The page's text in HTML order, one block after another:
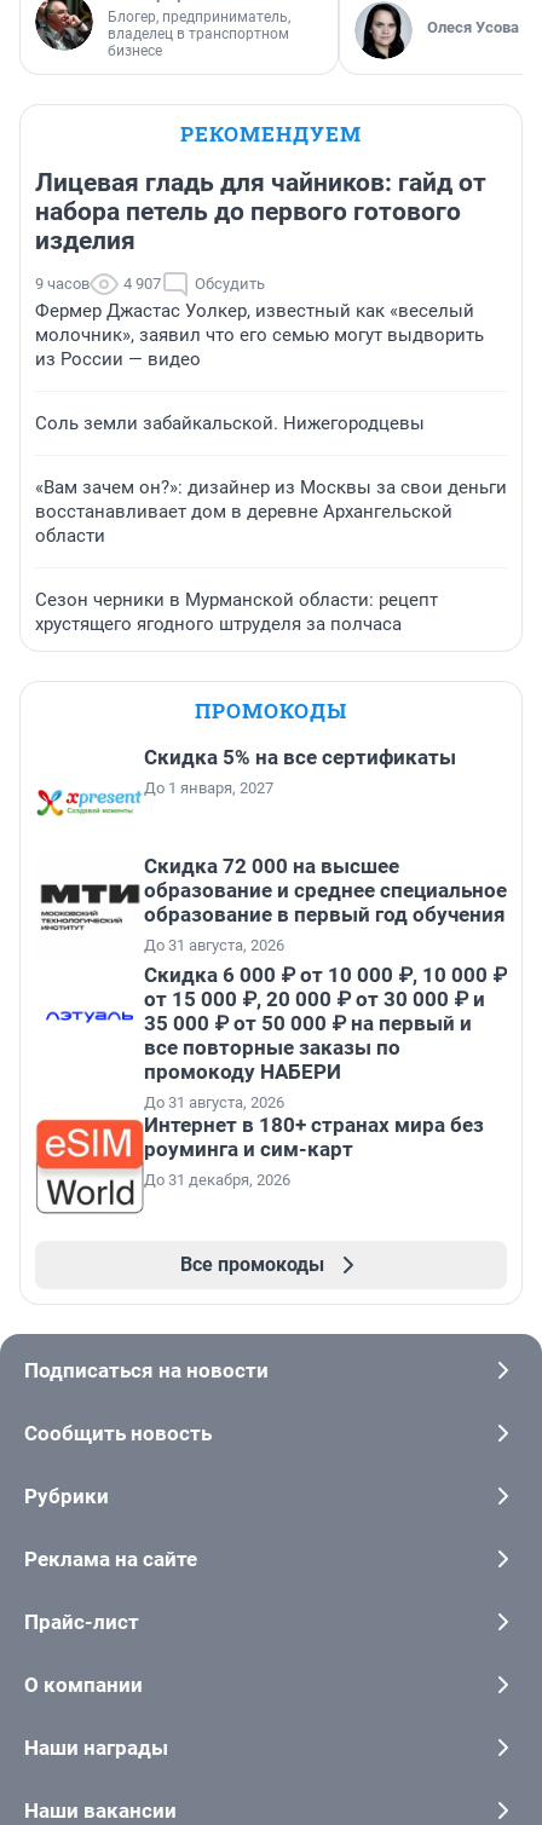
Блогер, предприниматель,
владелец в транспортном
бизнесе
Олеся Усова
РЕКОМЕНДУЕМ
Лицевая гладь для чайников: гайд от
набора петель до первого готового
изделия
9 часов 4 907 Обсудить
Фермер Джастас Уолкер, известный как «веселый
молочник», заявил что его семью могут выдворить
из России — видео
Соль земли забайкальской. Нижегородцевы
«Вам зачем он?»: дизайнер из Москвы за свои деньги
восстанавливает дом в деревне Архангельской
области
Сезон черники в Мурманской области: рецепт
хрустящего ягодного штруделя за полчаса
ПРОМОКОДЫ
Скидка 5% на все сертификаты
До 1 января, 2027
Скидка 72 000 на высшее
образование и среднее специальное
образование в первый год обучения
До 31 августа, 2026
Скидка 6 000 ₽ от 10 000 ₽, 10 000 ₽
от 15 000 ₽, 20 000 ₽ от 30 000 ₽ и
35 000 ₽ от 50 000 ₽ на первый и
все повторные заказы по
промокоду НАБЕРИ
До 31 августа, 2026
Интернет в 180+ странах мира без
роуминга и сим-карт
До 31 декабря, 2026
Все промокоды
Подписаться на новости
Сообщить новость
Рубрики
Реклама на сайте
Прайс-лист
О компании
Наши награды
Наши вакансии